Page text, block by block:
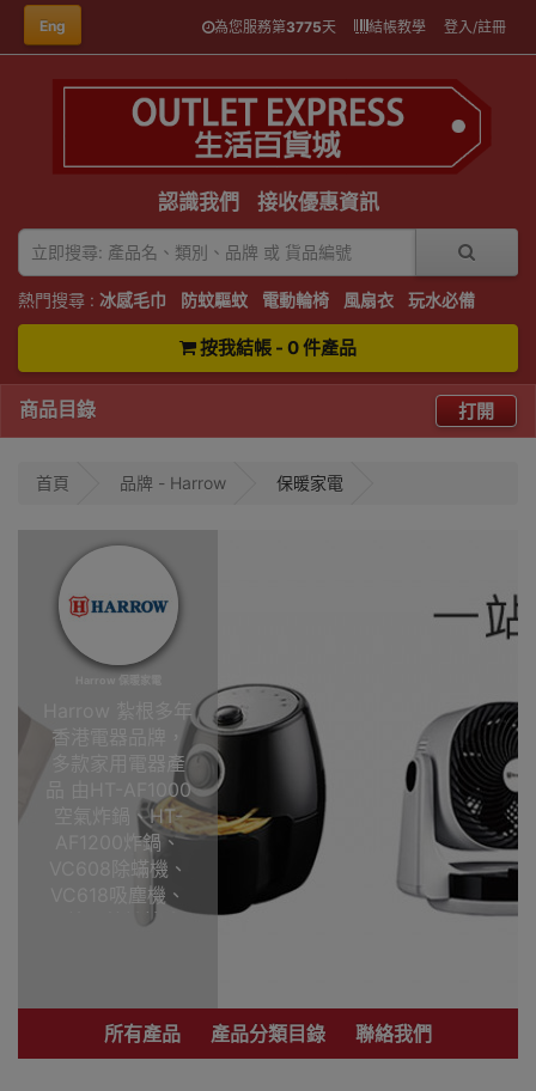
Eng 為您服務第3775天 結帳教學 登入/註冊
認識我們 接收優惠資訊
熱門搜尋 : 冰感毛巾 防蚊驅蚊 電動輪椅 風扇衣 玩水必備
按我結帳 - 0 件產品
商品目錄 打開
首頁 品牌 - Harrow 保暖家電
Harrow 保暖家電
Harrow 紮根多年
香港電器品牌，
多款家用電器產
品 由HT-AF1000
空氣炸鍋、HT-
AF1200炸鍋、
VC608除蟎機、
VC618吸塵機、
電爐、蚊燈等 優
品提供一年保用
所有產品 產品分類目錄 聯絡我們